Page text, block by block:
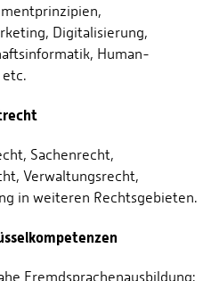
Digitalisierung,
Human-
Sachenrecht,
Verwaltungsrecht,
in weiteren Rechtsgebieten.
Fremdsprachenausbildung: